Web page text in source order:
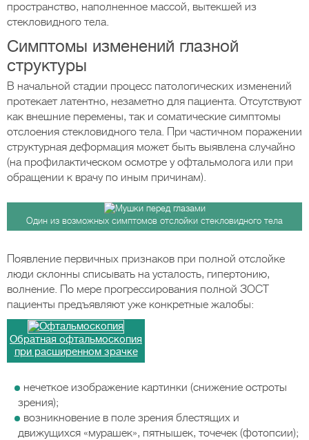
пространство, наполненное массой, вытекшей из
стекловидного тела.
Симптомы изменений глазной
структуры
В начальной стадии процесс патологических изменений
протекает латентно, незаметно для пациента. Отсутствуют
как внешние перемены, так и соматические симптомы
отслоения стекловидного тела. При частичном поражении
структурная деформация может быть выявлена случайно
(на профилактическом осмотре у офтальмолога или при
обращении к врачу по иным причинам).
Один из возможных симптомов отслойки стекловидного тела
Появление первичных признаков при полной отслойке
люди склонны списывать на усталость, гипертонию,
волнение. По мере прогрессирования полной ЗОСТ
пациенты предъявляют уже конкретные жалобы:
Обратная офтальмоскопия
при расширенном зрачке
нечеткое изображение картинки (снижение остроты
зрения);
возникновение в поле зрения блестящих и
движущихся «мурашек», пятнышек, точечек (фотопсии);